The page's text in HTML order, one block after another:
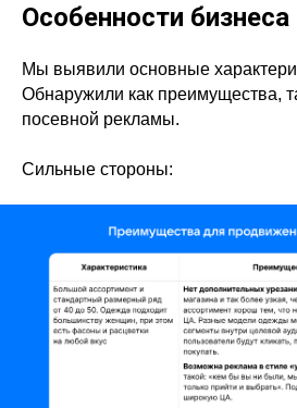
Особенности бизнеса
Мы выявили основные
Обнаружили как преимущества,
посевной рекламы.
Сильные стороны: